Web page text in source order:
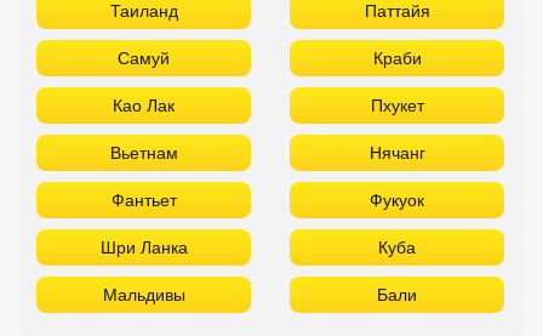
Таиланд Паттайя
Самуй Краби
Као Лак Пхукет
Вьетнам Нячанг
Фантьет Фукуок
Шри Ланка Куба
Мальдивы Бали